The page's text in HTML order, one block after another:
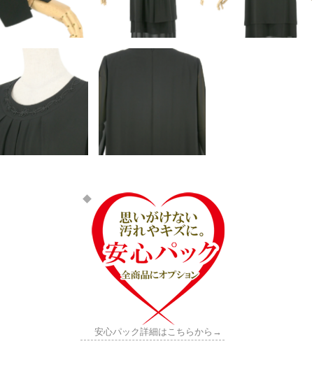
安心パック詳細はこちらから→